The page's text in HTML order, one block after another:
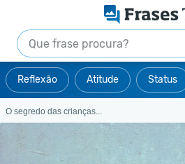
Reflexão Atitude Status
O segredo das crianças...